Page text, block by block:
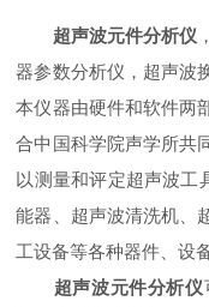
超声波元件分析仪
器参数分析仪，超声波
本仪器由硬件和软件两
合中国科学院声学所共
以测量和评定超声波工
能器、超声波清洗机、
工设备等各种器件、设
超声波元件分析仪